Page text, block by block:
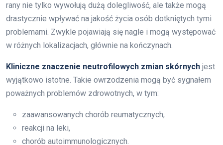
rany nie tylko wywołują dużą dolegliwość, ale także mogą
drastycznie wpływać na jakość życia osób dotkniętych tymi
problemami. Zwykle pojawiają się nagle i mogą występować
w różnych lokalizacjach, głównie na kończynach.
Kliniczne znaczenie neutrofilowych zmian skórnych jest
wyjątkowo istotne. Takie owrzodzenia mogą być sygnałem
poważnych problemów zdrowotnych, w tym:
zaawansowanych chorób reumatycznych,
reakcji na leki,
chorób autoimmunologicznych.